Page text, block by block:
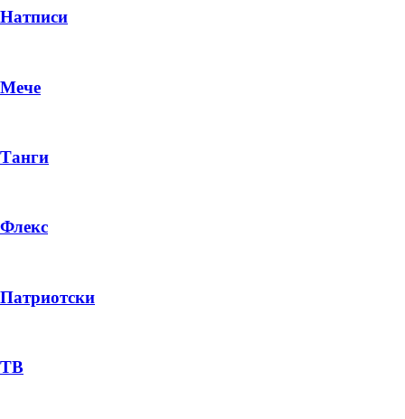
PRODUCT
Натписи
Мече
Танги
Флекс
Патриотски
ТВ